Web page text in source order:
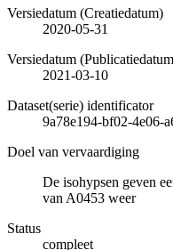
Versiedatum (Creatiedatum)
2020-05-31
Versiedatum
2021-03-10
Dataset(serie) identificator
9a78e194-bf02-4e06-
Doel van vervaardiging
De isohypsen geven
van A0453 weer
Status
compleet